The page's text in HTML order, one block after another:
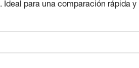
para una comparación rápida